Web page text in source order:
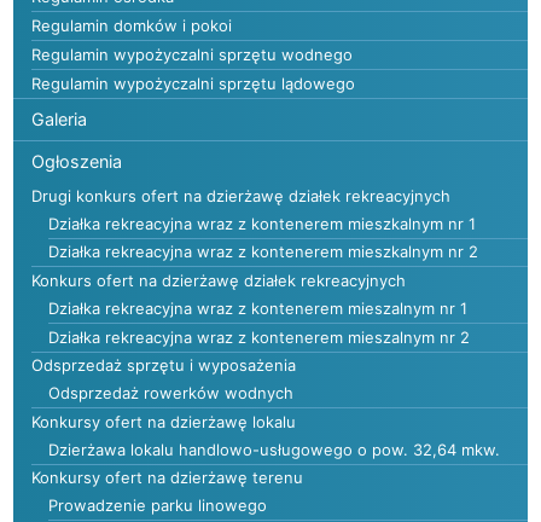
Regulamin domków i pokoi
Regulamin wypożyczalni sprzętu wodnego
Regulamin wypożyczalni sprzętu lądowego
Galeria
Ogłoszenia
Drugi konkurs ofert na dzierżawę działek rekreacyjnych
Działka rekreacyjna wraz z kontenerem mieszkalnym nr 1
Działka rekreacyjna wraz z kontenerem mieszkalnym nr 2
Konkurs ofert na dzierżawę działek rekreacyjnych
Działka rekreacyjna wraz z kontenerem mieszalnym nr 1
Działka rekreacyjna wraz z kontenerem mieszalnym nr 2
Odsprzedaż sprzętu i wyposażenia
Odsprzedaż rowerków wodnych
Konkursy ofert na dzierżawę lokalu
Dzierżawa lokalu handlowo-usługowego o pow. 32,64 mkw.
Konkursy ofert na dzierżawę terenu
Prowadzenie parku linowego